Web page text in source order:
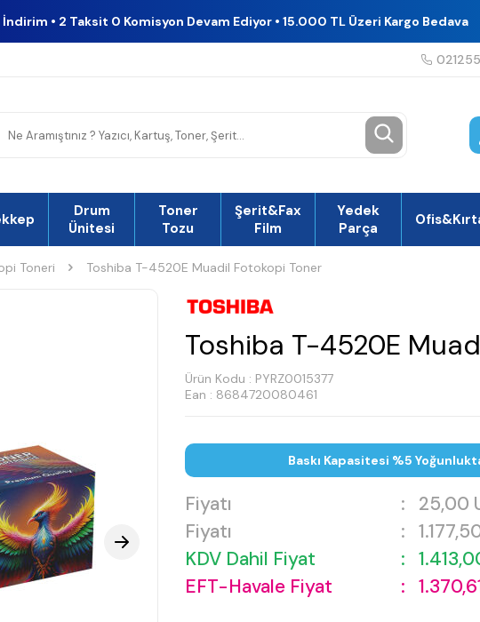
• 2 Taksit 0 Komisyon Devam Ediyor • 15.000 TL Üzeri Kargo Bedava
Drum
Ünitesi
Toner
Tozu
Şerit&Fax
Film
Yedek
Parça
Toneri Toshiba T-4520E Muadil Fotokopi Toner
Toshiba T-4520E
Ürün Kodu : PYRZ0015377
Ean : 8684720080461
Baskı Kapasitesi %5
Fiyatı : 25,00
Fiyatı
:
KDV Dahil Fiyat
:
EFT-Havale Fiyat
: